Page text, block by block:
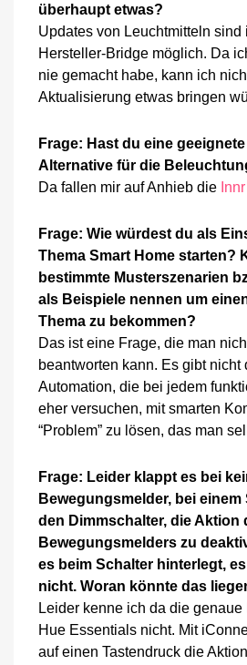
überhaupt etwas?
Updates von Leuchtmitteln sind
Hersteller-Bridge möglich. Da
nie gemacht habe, kann ich
Aktualisierung etwas bringen
Frage: Hast du eine
Alternative für die
Da fallen mir auf Anhieb die
Frage: Wie würdest du als
Thema Smart Home starten?
bestimmte Musterszenarien
als Beispiele nennen um
Thema zu bekommen?
Das ist eine Frage, die man
beantworten kann. Es gibt nicht
Automation, die bei jedem
eher versuchen, mit smarten
“Problem” zu lösen, das man
Frage: Leider klappt es bei
Bewegungsmelder, bei
den Dimmschalter, die Aktion
Bewegungsmelders zu
es beim Schalter hinterlegt,
nicht. Woran könnte das
Leider kenne ich da die
Hue Essentials nicht. Mit
auf einen Tastendruck die